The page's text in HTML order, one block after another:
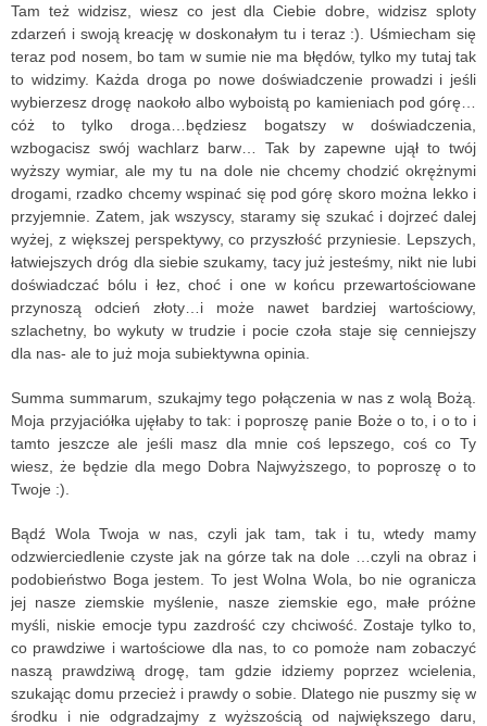
Tam też widzisz, wiesz co jest dla Ciebie dobre, widzisz sploty
zdarzeń i swoją kreację w doskonałym tu i teraz :). Uśmiecham się
teraz pod nosem, bo tam w sumie nie ma błędów, tylko my tutaj tak
to widzimy. Każda droga po nowe doświadczenie prowadzi i jeśli
wybierzesz drogę naokoło albo wyboistą po kamieniach pod górę…
cóż to tylko droga…będziesz bogatszy w doświadczenia,
wzbogacisz swój wachlarz barw… Tak by zapewne ujął to twój
wyższy wymiar, ale my tu na dole nie chcemy chodzić okrężnymi
drogami, rzadko chcemy wspinać się pod górę skoro można lekko i
przyjemnie. Zatem, jak wszyscy, staramy się szukać i dojrzeć dalej
wyżej, z większej perspektywy, co przyszłość przyniesie. Lepszych,
łatwiejszych dróg dla siebie szukamy, tacy już jesteśmy, nikt nie lubi
doświadczać bólu i łez, choć i one w końcu przewartościowane
przynoszą odcień złoty…i może nawet bardziej wartościowy,
szlachetny, bo wykuty w trudzie i pocie czoła staje się cenniejszy
dla nas- ale to już moja subiektywna opinia.
Summa summarum, szukajmy tego połączenia w nas z wolą Bożą.
Moja przyjaciółka ujęłaby to tak: i poproszę panie Boże o to, i o to i
tamto jeszcze ale jeśli masz dla mnie coś lepszego, coś co Ty
wiesz, że będzie dla mego Dobra Najwyższego, to poproszę o to
Twoje :).
Bądź Wola Twoja w nas, czyli jak tam, tak i tu, wtedy mamy
odzwierciedlenie czyste jak na górze tak na dole …czyli na obraz i
podobieństwo Boga jestem. To jest Wolna Wola, bo nie ogranicza
jej nasze ziemskie myślenie, nasze ziemskie ego, małe próżne
myśli, niskie emocje typu zazdrość czy chciwość. Zostaje tylko to,
co prawdziwe i wartościowe dla nas, to co pomoże nam zobaczyć
naszą prawdziwą drogę, tam gdzie idziemy poprzez wcielenia,
szukając domu przecież i prawdy o sobie. Dlatego nie puszmy się w
środku i nie odgradzajmy z wyższością od największego daru,